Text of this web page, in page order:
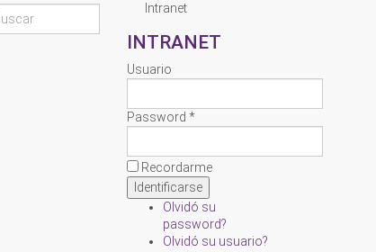
Intranet
INTRANET
Usuario
Password *
Recordarme
Olvidó su
password?
Olvidó su usuario?